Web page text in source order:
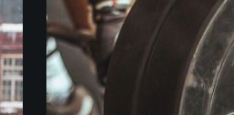
Crossfit